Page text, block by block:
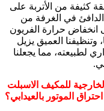
كثيفة من الأتربة على
الدافئ في الغرفة من
انخفاض حرارة الفريون
العميق يزيل
لطبيعته، مما يجعلنا
للمكيف الاسبلت
الموتور بالعيدابي؟